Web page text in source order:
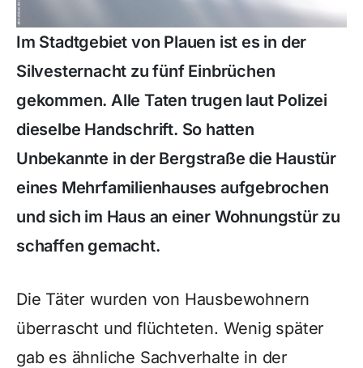
Im Stadtgebiet von Plauen ist es in der
Silvesternacht zu fünf Einbrüchen
gekommen. Alle Taten trugen laut Polizei
dieselbe Handschrift. So hatten
Unbekannte in der Bergstraße die Haustür
eines Mehrfamilienhauses aufgebrochen
und sich im Haus an einer Wohnungstür zu
schaffen gemacht.
Die Täter wurden von Hausbewohnern
überrascht und flüchteten. Wenig später
gab es ähnliche Sachverhalte in der